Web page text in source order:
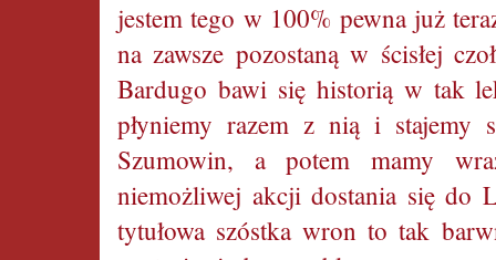
jestem tego w 100% pewna już
na zawsze pozostaną w ścisłej
Bardugo bawi się historią w tak
płyniemy razem z nią i stajemy
Szumowin, a potem mamy
niemożliwej akcji dostania się do
tytułowa szóstka wron to tak